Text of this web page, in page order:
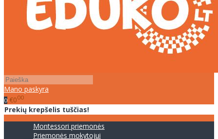
Mano paskyra
0 €000
Prekių krepšelis tuščias!
Montessori priemonės
Priemonės mokytojui